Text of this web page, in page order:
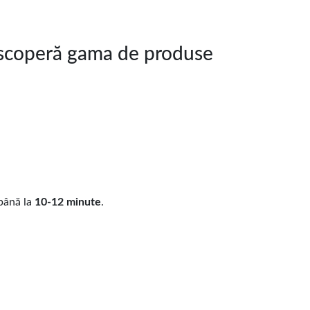
gama de produse
la 10-12 minute.